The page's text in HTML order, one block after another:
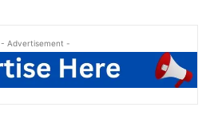
- Advertisement -